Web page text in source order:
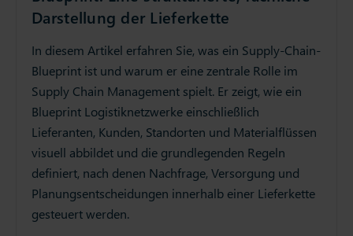
Darstellung der Lieferkette
In diesem Artikel erfahren Sie, was ein Supply-Chain-
Blueprint ist und warum er eine zentrale Rolle im
Supply Chain Management spielt. Er zeigt, wie ein
Blueprint Logistiknetzwerke einschließlich
Lieferanten, Kunden, Standorten und Materialflüssen
visuell abbildet und die grundlegenden Regeln
definiert, nach denen Nachfrage, Versorgung und
Planungsentscheidungen innerhalb einer Lieferkette
gesteuert werden.